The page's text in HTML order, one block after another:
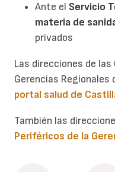
Ante el Servicio
materia de
privados
Las direcciones de las
Gerencias Regionales
portal salud de
También las
Periféricos de la